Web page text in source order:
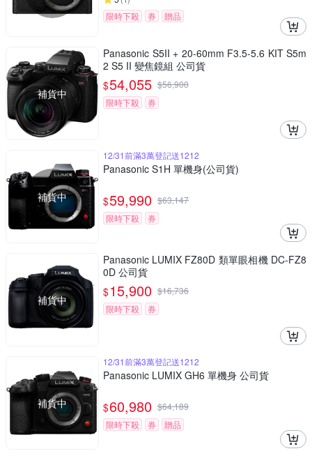
限時下殺 券 贈品
補貨中
Panasonic S5II + 20-60mm F3.5-5.6 KIT S5m
2 S5 II 變焦鏡組 公司貨
$54,055 $56,900
限時下殺
券
補貨中
12/31前滿3萬登記送1212
Panasonic S1H 單機身(公司貨)
$59,990 $63,147
限時下殺
券
補貨中
Panasonic LUMIX FZ80D 類單眼相機 DC-FZ8
0D 公司貨
$15,900 $16,736
限時下殺
券
補貨中
12/31前滿3萬登記送1212
Panasonic LUMIX GH6 單機身 公司貨
$60,980 $64,189
限時下殺
券 贈品